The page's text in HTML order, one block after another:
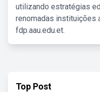
utilizando estratégias
renomadas instituições
fdp.aau.edu.et.
Top Post